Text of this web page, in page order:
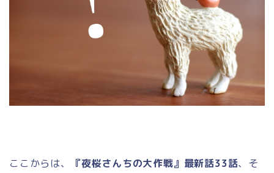
ここからは、 『夜桜さんちの大作戦』最新話33話、そ